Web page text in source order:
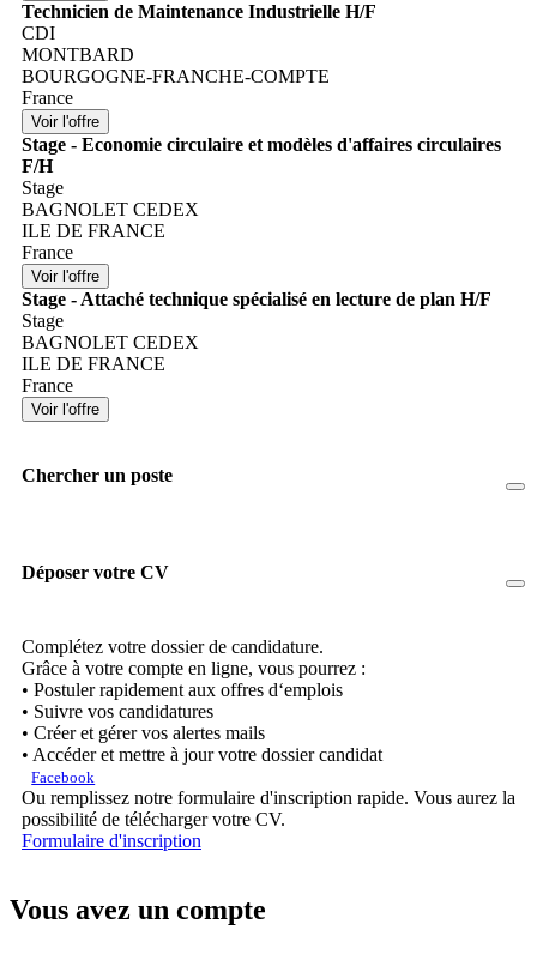
Technicien de Maintenance Industrielle H/F
CDI
MONTBARD
BOURGOGNE-FRANCHE-COMPTE
France
Stage - Economie circulaire et modèles d'affaires circulaires
F/H
Stage
BAGNOLET CEDEX
ILE DE FRANCE
France
Stage - Attaché technique spécialisé en lecture de plan H/F
Stage
BAGNOLET CEDEX
ILE DE FRANCE
France
Chercher un poste
Déposer votre CV
Complétez votre dossier de candidature.
Grâce à votre compte en ligne, vous pourrez :
• Postuler rapidement aux offres d‘emplois
• Suivre vos candidatures
• Créer et gérer vos alertes mails
• Accéder et mettre à jour votre dossier candidat
Facebook
Ou remplissez notre formulaire d'inscription rapide. Vous aurez la
possibilité de télécharger votre CV.
Formulaire d'inscription
Vous avez un compte